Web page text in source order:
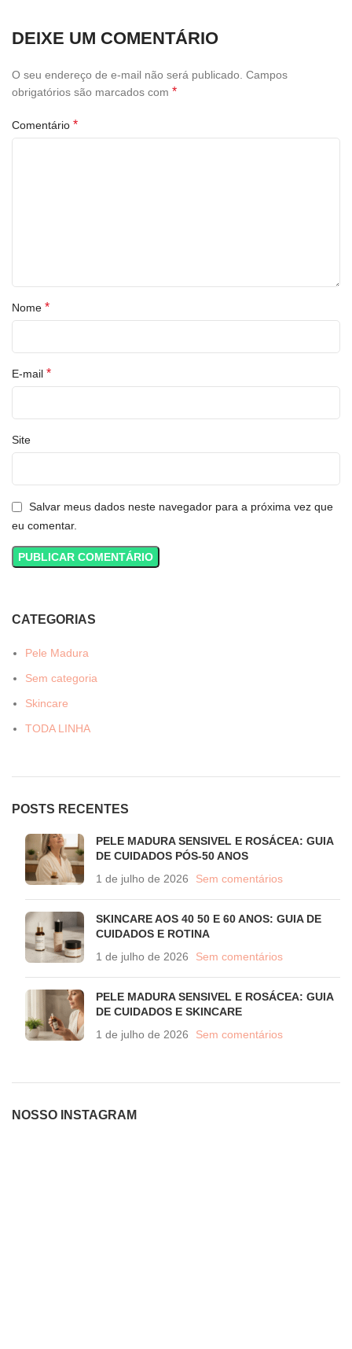
DEIXE UM COMENTÁRIO
O seu endereço de e-mail não será publicado. Campos
obrigatórios são marcados com *
Comentário *
Nome *
E-mail *
Site
Salvar meus dados neste navegador para a próxima vez que
eu comentar.
CATEGORIAS
Pele Madura
Sem categoria
Skincare
TODA LINHA
POSTS RECENTES
PELE MADURA SENSIVEL E ROSÁCEA: GUIA
DE CUIDADOS PÓS-50 ANOS
1 de julho de 2026
Sem comentários
SKINCARE AOS 40 50 E 60 ANOS: GUIA DE
CUIDADOS E ROTINA
1 de julho de 2026
Sem comentários
PELE MADURA SENSIVEL E ROSÁCEA: GUIA
DE CUIDADOS E SKINCARE
1 de julho de 2026
Sem comentários
NOSSO INSTAGRAM